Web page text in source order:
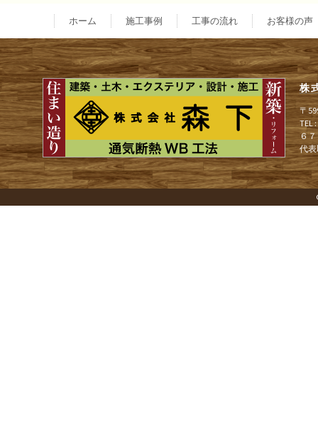
ナ
ビ
ゲ
ー
シ
ホーム 施工事例 工事の流れ お客様の声
株
〒
TEL
６
代